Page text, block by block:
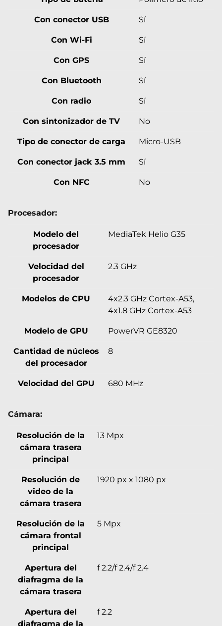
Con conector USB Sí
Con Wi-Fi Sí
Con GPS Sí
Con Bluetooth Sí
Con radio Sí
Con sintonizador de TV No
Tipo de conector de carga Micro-USB
Con conector jack 3.5 mm Sí
Con NFC No
Procesador:
Modelo del
procesador
MediaTek Helio G35
Velocidad del
procesador
2.3 GHz
Modelos de CPU
4x2.3 GHz Cortex-A53,
4x1.8 GHz Cortex-A53
Modelo de GPU PowerVR GE8320
Cantidad de núcleos
del procesador
8
Velocidad del GPU 680 MHz
Cámara:
Resolución de la
cámara trasera
principal
13 Mpx
Resolución de
video de la
cámara trasera
1920 px x 1080 px
Resolución de la
cámara frontal
principal
5 Mpx
Apertura del
diafragma de la
cámara trasera
f 2.2/f 2.4/f 2.4
Apertura del
diafragma de la
f 2.2